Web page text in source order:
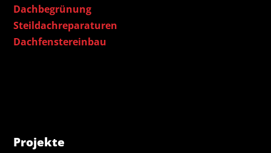
Dachbegrünung
Steildachreparaturen
Dachfenstereinbau
Projekte